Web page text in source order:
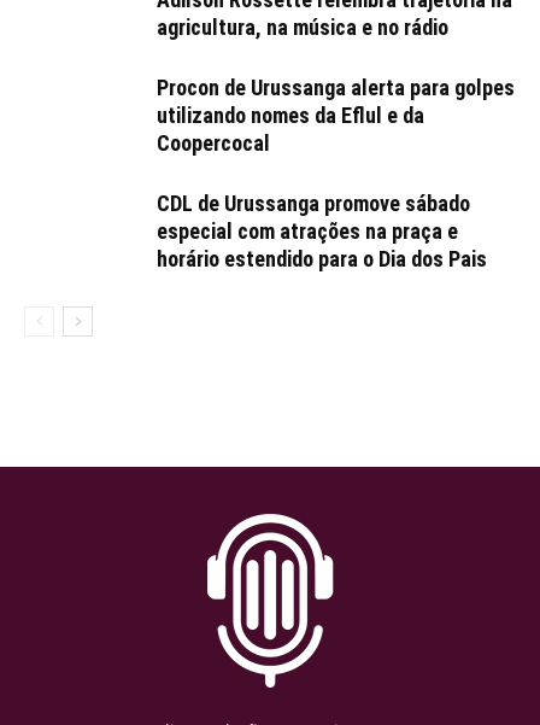
agricultura, na música e no rádio
Procon de Urussanga alerta para golpes
utilizando nomes da Eflul e da
Coopercocal
CDL de Urussanga promove sábado
especial com atrações na praça e
horário estendido para o Dia dos Pais